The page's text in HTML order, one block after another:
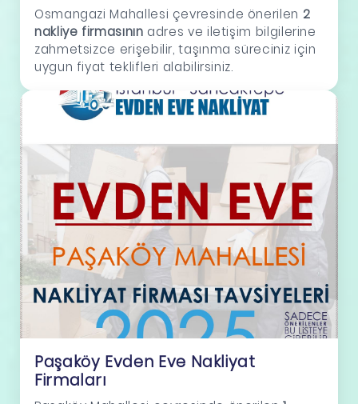
Osmangazi Mahallesi çevresinde önerilen 2
nakliye firmasının adres ve iletişim bilgilerine
zahmetsizce erişebilir, taşınma süreciniz için
uygun fiyat teklifleri alabilirsiniz.
Paşaköy Evden Eve Nakliyat
Firmaları